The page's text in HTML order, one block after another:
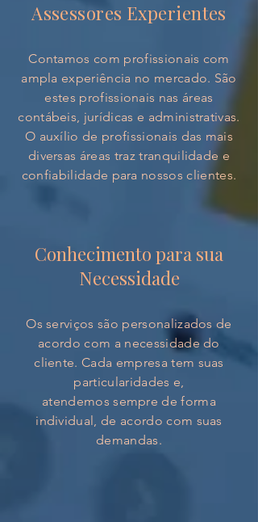
Assessores Experientes
Contamos com profissionais com
ampla experiência no mercado. São
estes profissionais nas áreas
contábeis, jurídicas e administrativas.
O auxílio de profissionais das mais
diversas áreas traz tranquilidade e
confiabilidade para nossos clientes.
Conhecimento para sua
Necessidade
Os serviços são personalizados de
acordo com a necessidade do
cliente. Cada empresa tem suas
particularidades e,
atendemos sempre de forma
individual, de acordo com suas
demandas.